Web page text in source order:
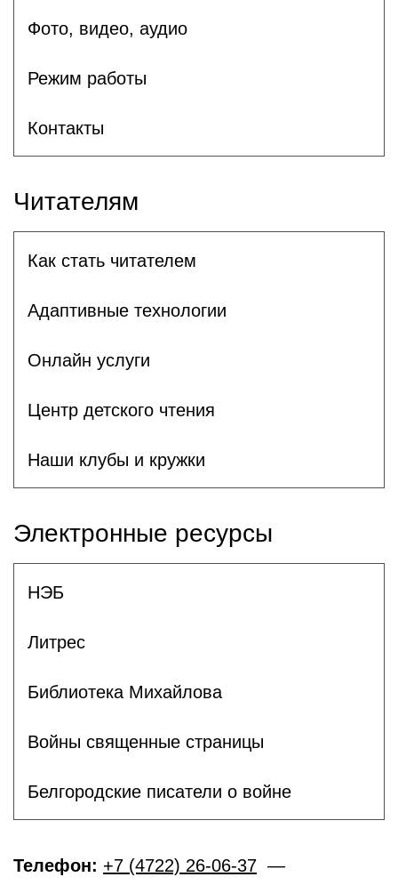
Фото, видео, аудио
Режим работы
Контакты
Читателям
Как стать читателем
Адаптивные технологии
Онлайн услуги
Центр детского чтения
Наши клубы и кружки
Электронные ресурсы
НЭБ
Литрес
Библиотека Михайлова
Войны священные страницы
Белгородские писатели о войне
Телефон: +7 (4722) 26-06-37 —